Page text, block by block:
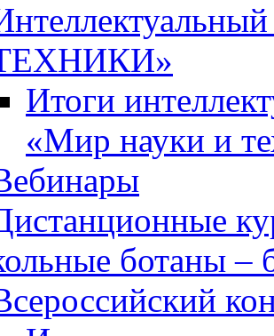
Итоги
«Мир науки и
ботаны –